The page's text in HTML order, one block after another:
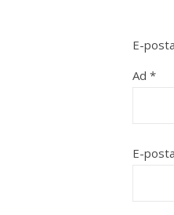
E-
Ad *
E-posta